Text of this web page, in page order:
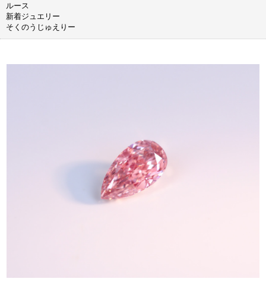
ルース
新着ジュエリー
そくのうじゅえりー